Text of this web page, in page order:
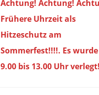
Achtung! Achtung!
Frühere Uhrzeit als
Hitzeschutz am
Sommerfest!!!!. Es
9.00 bis 13.00 Uhr